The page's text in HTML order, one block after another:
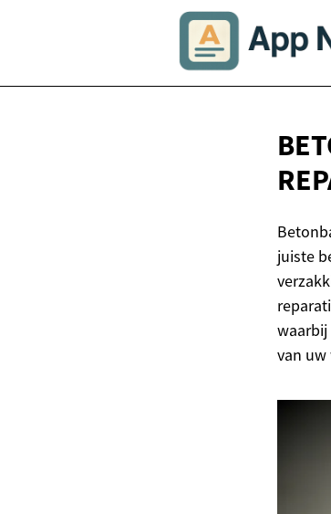
juiste
van